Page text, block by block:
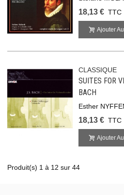
18,13 € TTC
Ajouter
CLASSIQUE
SUITES FOR
BACH
Esther
18,13 € TTC
Ajouter
Produit(s) 1 à 12 sur 44